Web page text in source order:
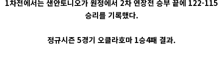
1차전에서는 샌안토니오가 원정에서 2차 연장전 승부 끝에 122-115
승리를 기록했다.
정규시즌 5경기 오클라호마 1승4패 결과.